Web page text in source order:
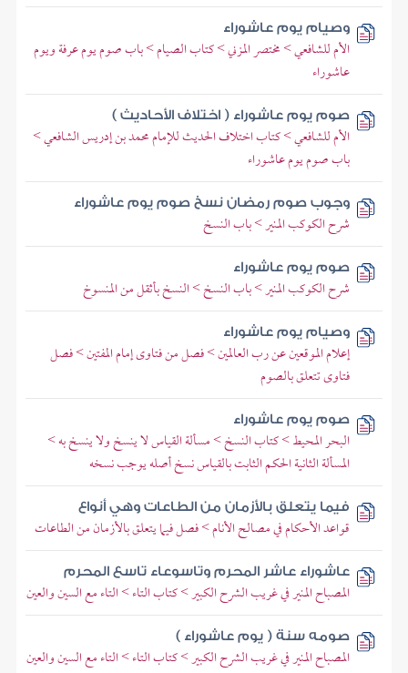
وصيام يوم عاشوراء
الأم للشافعي > مختصر المزني > كتاب الصيام > باب صوم يوم عرفة ويوم
عاشوراء
صوم يوم عاشوراء ( اختلاف الأحاديث )
الأم للشافعي > كتاب اختلاف الحديث للإمام محمد بن إدريس الشافعي >
باب صوم يوم عاشوراء
وجوب صوم رمضان نسخ صوم يوم عاشوراء
شرح الكوكب المنير > باب النسخ
صوم يوم عاشوراء
شرح الكوكب المنير > باب النسخ > النسخ بأثقل من المنسوخ
وصيام يوم عاشوراء
إعلام الموقعين عن رب العالمين > فصل من فتاوى إمام المفتين > فصل
فتاوى تتعلق بالصوم
صوم يوم عاشوراء
البحر المحيط > كتاب النسخ > مسألة القياس لا ينسخ ولا ينسخ به >
المسألة الثانية الحكم الثابت بالقياس نسخ أصله يوجب نسخه
فيما يتعلق بالأزمان من الطاعات وهي أنواع
قواعد الأحكام في مصالح الأنام > فصل فيما يتعلق بالأزمان من الطاعات
عاشوراء عاشر المحرم وتاسوعاء تاسع المحرم
المصباح المنير في غريب الشرح الكبير > كتاب التاء > التاء مع السين والعين
صومه سنة ( يوم عاشوراء )
المصباح المنير في غريب الشرح الكبير > كتاب التاء > التاء مع السين والعين